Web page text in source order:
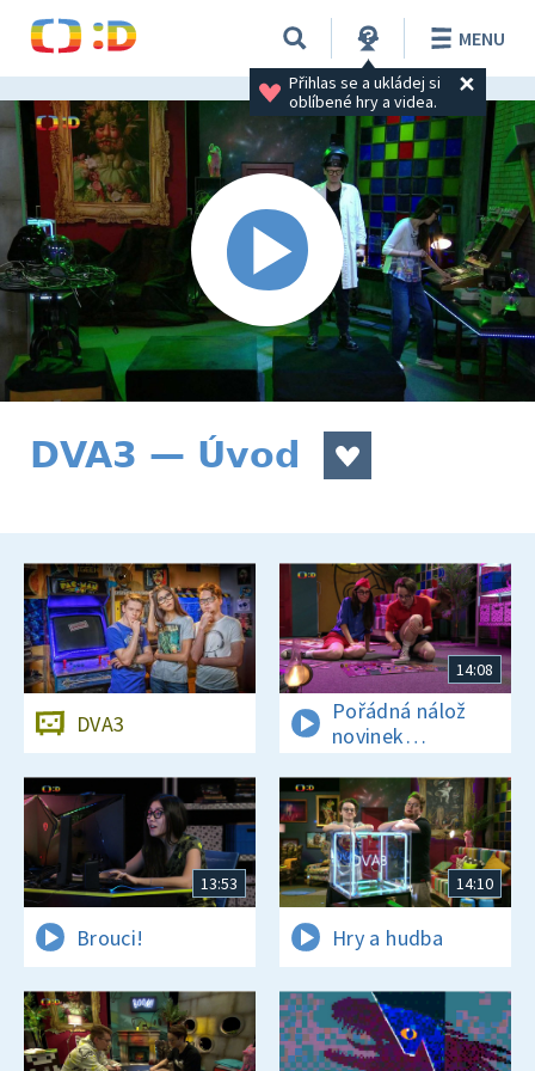
Přihlas se a ukládej si
oblíbené hry a videa.
MENU
DVA3 — Úvod
DVA3
14:08
Pořádná nálož
novinek
a zajímavostí
13:53
Brouci!
14:10
Hry a hudba